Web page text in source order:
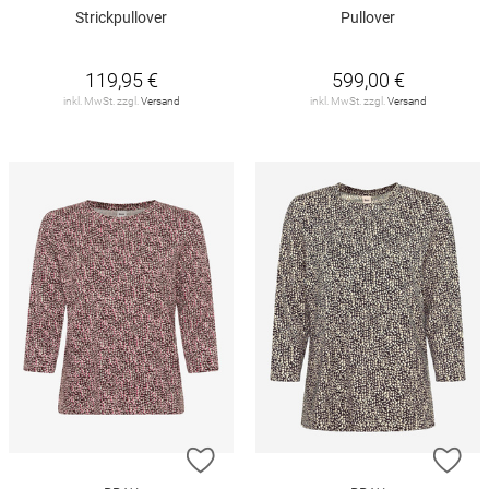
Strickpullover
119,95 €
inkl. MwSt. zzgl. Versand
Pullover
599,00 €
inkl. MwSt. zzgl. Versand
ZUR WUNSCHLISTE HINZUFÜGEN